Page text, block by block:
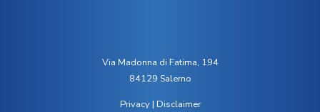
Via Madonna di Fatima, 194
84129 Salerno
Privacy| Disclaimer